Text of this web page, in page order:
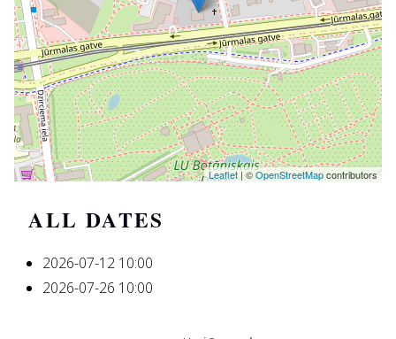
Leaflet| ©OpenStreetMapcontributors
ALL DATES
2026-07-12 10:00
2026-07-26 10:00